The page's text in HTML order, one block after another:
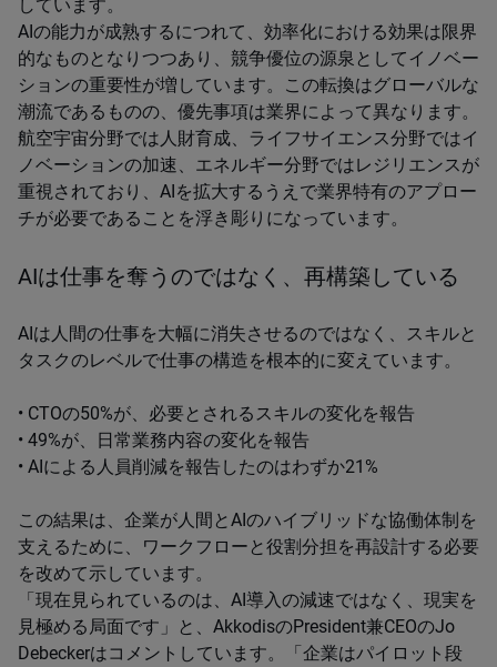
しています。
AIの能力が成熟するにつれて、効率化における効果は限界
的なものとなりつつあり、競争優位の源泉としてイノベー
ションの重要性が増しています。この転換はグローバルな
潮流であるものの、優先事項は業界によって異なります。
航空宇宙分野では人財育成、ライフサイエンス分野ではイ
ノベーションの加速、エネルギー分野ではレジリエンスが
重視されており、AIを拡大するうえで業界特有のアプロー
チが必要であることを浮き彫りになっています。
AIは仕事を奪うのではなく、再構築している
AIは人間の仕事を大幅に消失させるのではなく、スキルと
タスクのレベルで仕事の構造を根本的に変えています。
• CTOの50%が、必要とされるスキルの変化を報告
• 49%が、日常業務内容の変化を報告
• AIによる人員削減を報告したのはわずか21%
この結果は、企業が人間とAIのハイブリッドな協働体制を
支えるために、ワークフローと役割分担を再設計する必要
を改めて示しています。
「現在見られているのは、AI導入の減速ではなく、現実を
見極める局面です」と、AkkodisのPresident兼CEOのJo
Debeckerはコメントしています。「企業はパイロット段